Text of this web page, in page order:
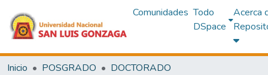
Comunidades Todo
DSpace
Acerca
Inicio POSGRADO
DOCTORADO